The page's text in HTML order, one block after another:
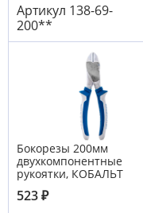
Артикул 138-69-
200**
Бокорезы 200мм
двухкомпонентные
рукоятки, КОБАЛЬТ
523₽